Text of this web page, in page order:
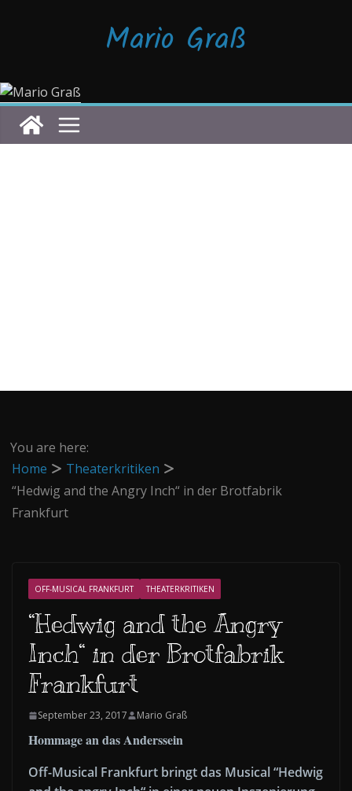
Mario Graß
You are here:
Home
Theaterkritiken
“Hedwig and the Angry Inch“ in der Brotfabrik
Frankfurt
OFF-MUSICAL FRANKFURT THEATERKRITIKEN
“Hedwig and the Angry
Inch“ in der Brotfabrik
Frankfurt
September 23, 2017 Mario Graß
Hommage an das Anderssein
Off-Musical Frankfurt bringt das Musical “Hedwig